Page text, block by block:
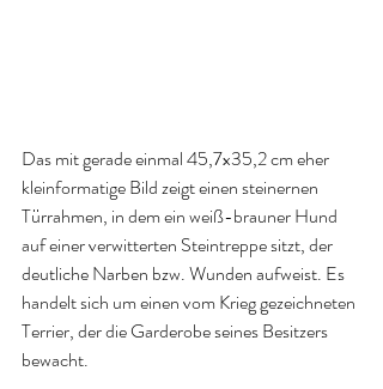
Das mit gerade einmal 45,7x35,2 cm eher
kleinformatige Bild zeigt einen steinernen
Türrahmen, in dem ein weiß-brauner Hund
auf einer verwitterten Steintreppe sitzt, der
deutliche Narben bzw. Wunden aufweist. Es
handelt sich um einen vom Krieg gezeichneten
Terrier, der die Garderobe seines Besitzers
bewacht.